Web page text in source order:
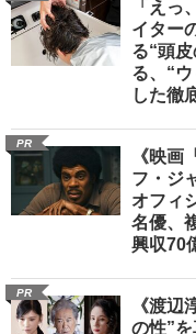
「えっ
イター
る“頭
る、“
した徹
PR
《映画
フ・ジ
オフィ
名優、
興収70
PR
《渡辺
の性”